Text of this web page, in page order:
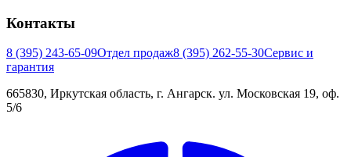
Контакты
8 (395) 243-65-09Отдел продаж8 (395) 262-55-30Сервис и
гарантия
665830, Иркутская область, г. Ангарск. ул. Московская 19, оф.
5/6